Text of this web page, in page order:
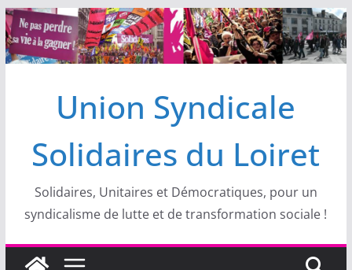
Passer
au
contenu
Union Syndicale
Solidaires du Loiret
Solidaires, Unitaires et Démocratiques, pour un
syndicalisme de lutte et de transformation sociale !